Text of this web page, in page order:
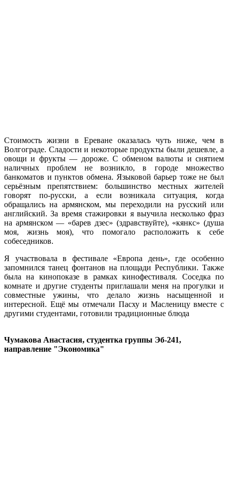
Стоимость жизни в Ереване оказалась чуть ниже, чем в
Волгограде. Сладости и некоторые продукты были дешевле, а
овощи и фрукты — дороже. С обменом валюты и снятием
наличных проблем не возникло, в городе множество
банкоматов и пунктов обмена. Языковой барьер тоже не был
серьёзным препятствием: большинство местных жителей
говорят по-русски, а если возникала ситуация, когда
обращались на армянском, мы переходили на русский или
английский. За время стажировки я выучила несколько фраз
на армянском — «барев дзес» (здравствуйте), «кянкс» (душа
моя, жизнь моя), что помогало расположить к себе
собеседников.
Я участвовала в фестивале «Европа день», где особенно
запомнился танец фонтанов на площади Республики. Также
была на кинопоказе в рамках кинофестиваля. Соседка по
комнате и другие студенты приглашали меня на прогулки и
совместные ужины, что делало жизнь насыщенной и
интересной. Ещё мы отмечали Пасху и Масленицу вместе с
другими студентами, готовили традиционные блюда
Чумакова Анастасия, студентка группы Эб-241,
направление "Экономика"